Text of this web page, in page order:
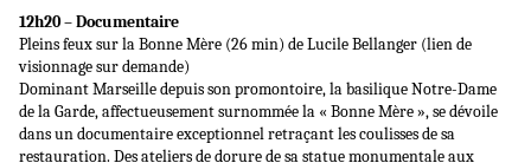
12h20 – Documentaire
Pleins feux sur la Bonne Mère (26 min) de Lucile Bellanger (lien de
visionnage sur demande)
Dominant Marseille depuis son promontoire, la basilique Notre-Dame
de la Garde, affectueusement surnommée la « Bonne Mère », se dévoile
dans un documentaire exceptionnel retraçant les coulisses de sa
restauration. Des ateliers de dorure de sa statue monumentale aux